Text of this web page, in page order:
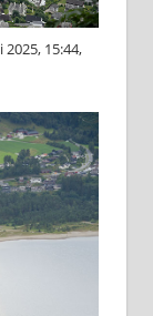
15:44,